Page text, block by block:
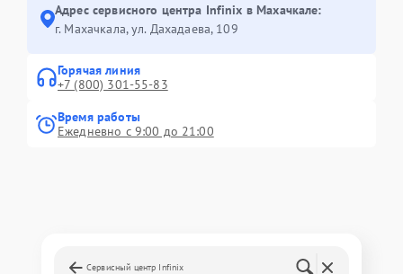
Адрес сервисного центра Infinix в Махачкале:
г. Махачкала, ул. Дахадаева, 109
Горячая линия
+7 (800) 301-55-83
Время работы
Ежедневно с 9:00 до 21:00
Сервисный центр Infinix